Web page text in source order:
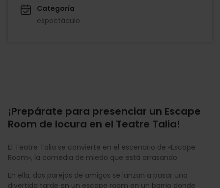
Categoría
espectáculo
¡Prepárate para presenciar un Escape
Room de locura en el Teatre Talia!
El Teatre Talia se convierte en el escenario de «Escape
Room», la comedia de miedo que está arrasando.
En ella, dos parejas de amigos se lanzan a pasar una
divertida tarde en un escape room en un barrio donde